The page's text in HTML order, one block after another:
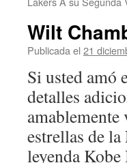
Wilt
Publicada el 21
Si usted amó
detalles
estrellas de
leyenda